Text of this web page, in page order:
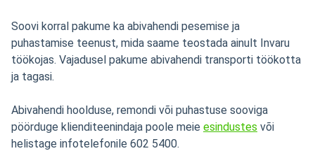
Soovi korral pakume ka abivahendi pesemise ja
puhastamise teenust, mida saame teostada ainult Invaru
töökojas. Vajadusel pakume abivahendi transporti töökotta
ja tagasi.
Abivahendi hoolduse, remondi või puhastuse sooviga
pöörduge klienditeenindaja poole meie esindustes või
helistage infotelefonile 602 5400.